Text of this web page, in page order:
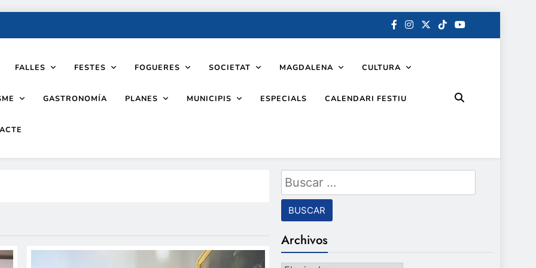
FALLES FESTES FOGUERES SOCIETAT MAGDALENA CULTURA
GASTRONOMÍA PLANES MUNICIPIS ESPECIALS CALENDARI FESTIU
Buscar:
Archivos